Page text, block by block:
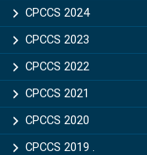
CPCCS 2024
CPCCS 2023
CPCCS 2022
CPCCS 2021
CPCCS 2020
CPCCS 2019 .